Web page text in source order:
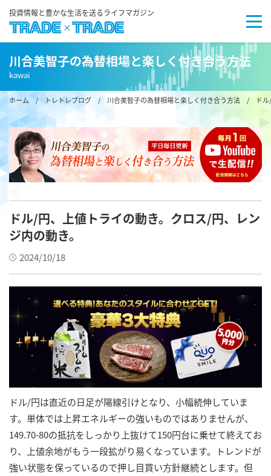
投資情報と豊かな生活を送るライフマガジン
川合美智子の為替相場と楽しく付き合う方法
kawai
ホーム/ トレトレブログ / 川合美智子の為替相場と楽しく付き合う方法 / ドル/
ドル/円、上値トライの動き。クロス/円、レン
ジ内の動き。
2024/10/18
ドル/円は直近の日足が陽線引けとなり、小幅続伸していま
す。単体では上昇エネルギーの強いものではありませんが、
149.70-80の抵抗をしっかり上抜けて150円台に乗せて終えてお
り、上値余地がもう一段拡がり易くなっています。トレンドが
強い状態を保っているので押し目買い方針継続とします。但